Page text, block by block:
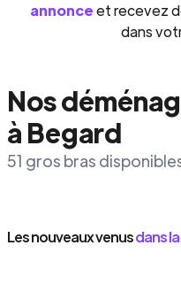
annonceet recevez
dans
Nos
à Begard
51 gros bras
Les nouveaux venusdans